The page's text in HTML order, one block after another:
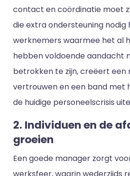
contact en coördinatie moet
die extra ondersteuning nodig
werknemers waarmee het al
hebben voldoende aandacht
betrokken te zijn, creëert een
vertrouwen en een band met
de huidige personeelscrisis
2. Individuen en de
groeien
Een goede manager zorgt
werksfeer, waarin wederzijds